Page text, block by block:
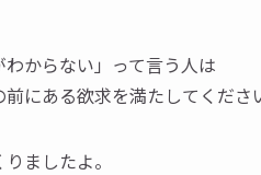
わからない」って言う人は
前にある欲求を満たしてくださ
ましたよ。